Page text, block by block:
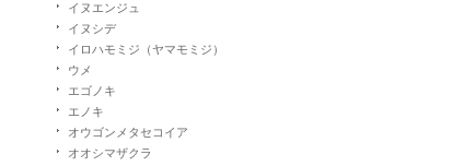
イヌエンジュ
イヌシデ
イロハモミジ（ヤマモミジ）
ウメ
エゴノキ
エノキ
オウゴンメタセコイア
オオシマザクラ